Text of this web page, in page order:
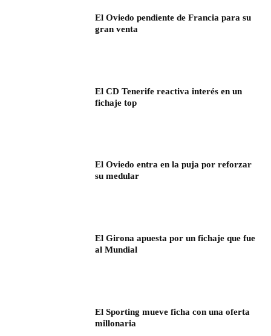
El Oviedo pendiente de Francia para su
gran venta
El CD Tenerife reactiva interés en un
fichaje top
El Oviedo entra en la puja por reforzar
su medular
El Girona apuesta por un fichaje que fue
al Mundial
El Sporting mueve ficha con una oferta
millonaria